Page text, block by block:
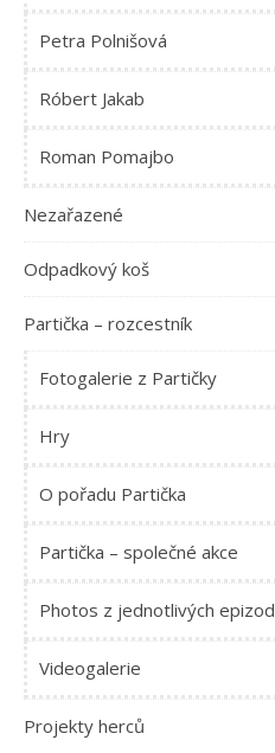
Petra Polnišová
Róbert Jakab
Roman Pomajbo
Nezařazené
Odpadkový koš
Partička – rozcestník
Fotogalerie z Partičky
Hry
O pořadu Partička
Partička – společné akce
Photos z jednotlivých epizod
Videogalerie
Projekty herců